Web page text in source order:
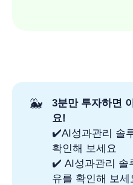
🐳
3분만 투자하면
요!
✔️AI성과관리 솔
확인해 보세요
✔️ AI성과관리 솔
유를 확인해 보세